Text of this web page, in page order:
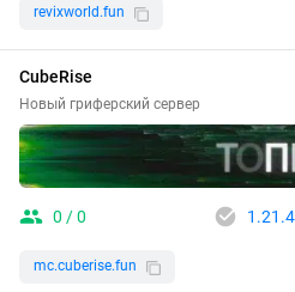
revixworld.fun
CubeRise
Новый гриферский сервер
0 / 0 1.21.4
mc.cuberise.fun